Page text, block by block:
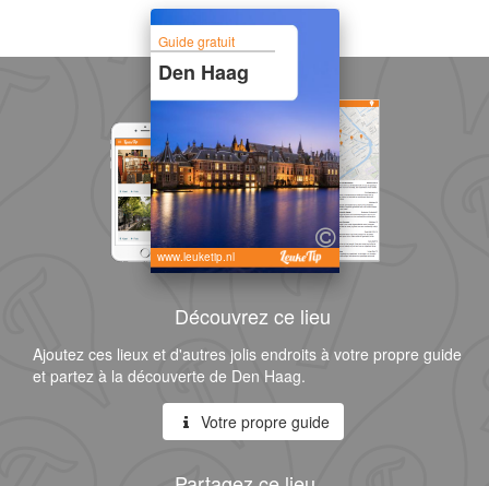
Guide gratuit
Den Haag
www.leuketip.nl
Découvrez ce lieu
Ajoutez ces lieux et d'autres jolis endroits à votre propre guide
et partez à la découverte de Den Haag.
Votre propre guide